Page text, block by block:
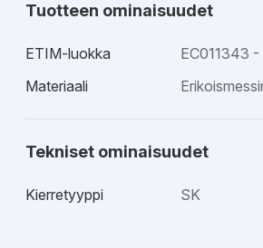
Tuotteen ominaisuudet
ETIM-luokka
EC011343
Materiaali
Tekniset ominaisuudet
Kierretyyppi SK